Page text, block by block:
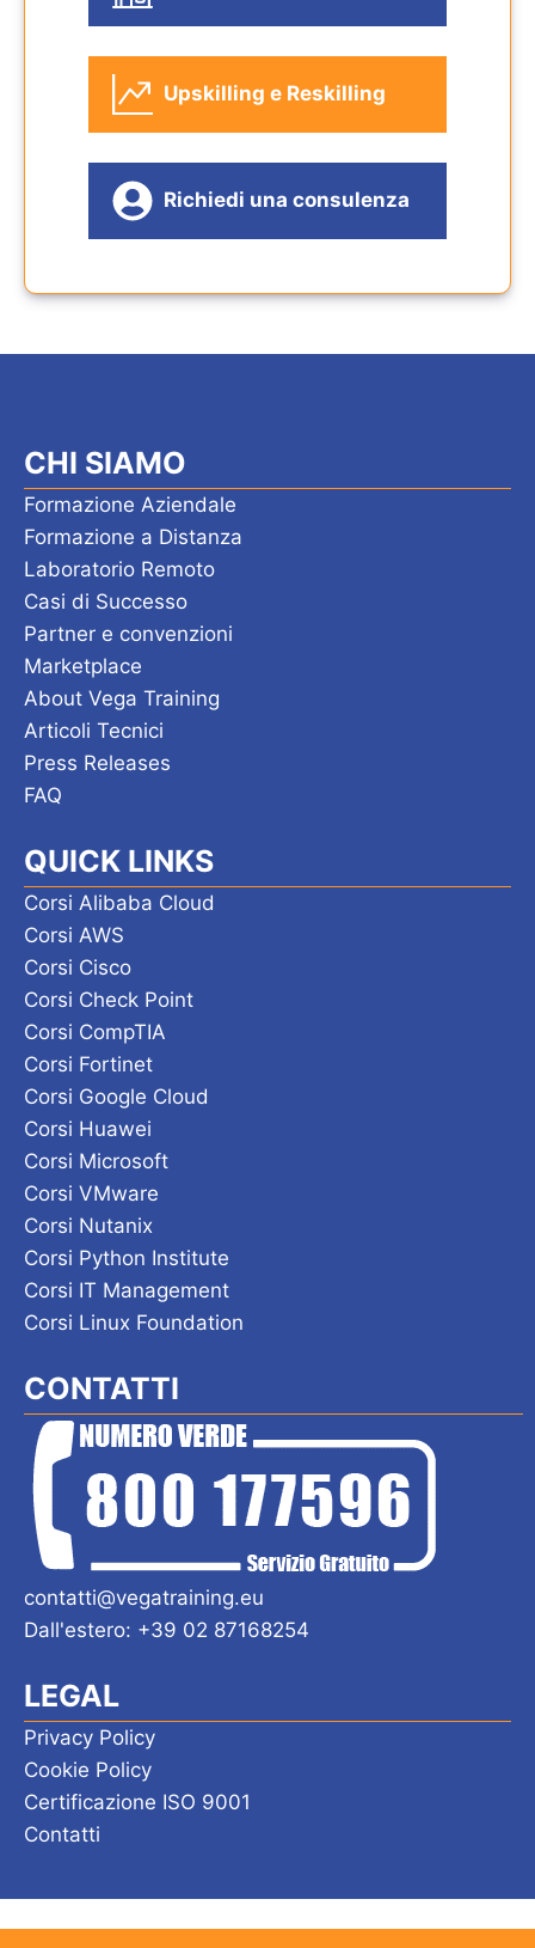
Upskilling e Reskilling
Richiedi una consulenza
CHI SIAMO
Formazione Aziendale
Formazione a Distanza
Laboratorio Remoto
Casi di Successo
Partner e convenzioni
Marketplace
About Vega Training
Articoli Tecnici
Press Releases
FAQ
QUICK LINKS
Corsi Alibaba Cloud
Corsi AWS
Corsi Cisco
Corsi Check Point
Corsi CompTIA
Corsi Fortinet
Corsi Google Cloud
Corsi Huawei
Corsi Microsoft
Corsi VMware
Corsi Nutanix
Corsi Python Institute
Corsi IT Management
Corsi Linux Foundation
CONTATTI
contatti@vegatraining.eu
Dall'estero: +39 02 87168254
LEGAL
Privacy Policy
Cookie Policy
Certificazione ISO 9001
Contatti